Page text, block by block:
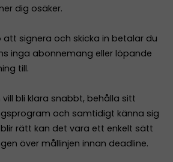
dig osäker.
att signera och skicka in betalar du
inga abonnemang eller löpande
till.
bli klara snabbt, behålla sitt
och samtidigt känna sig
rätt kan det vara ett enkelt sätt
över mållinjen innan deadline.